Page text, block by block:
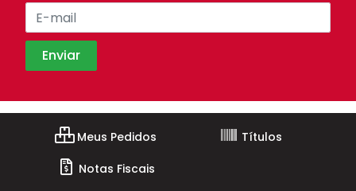
Meus Pedidos
Títulos
Notas Fiscais